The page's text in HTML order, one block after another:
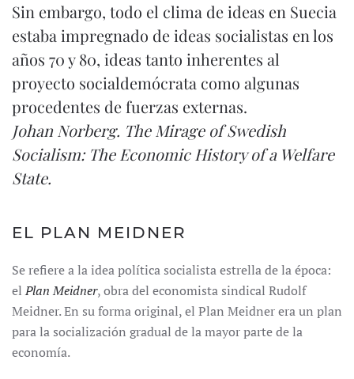
Sin embargo, todo el clima de ideas en Suecia
estaba impregnado de ideas socialistas en los
años 70 y 80, ideas tanto inherentes al
proyecto socialdemócrata como algunas
procedentes de fuerzas externas.
Johan Norberg. The Mirage of Swedish
Socialism: The Economic History of a Welfare
State.
EL PLAN MEIDNER
Se refiere a la idea política socialista estrella de la época:
elPlan Meidner, obra del economista sindical Rudolf
Meidner. En su forma original, el Plan Meidner era un plan
para la socialización gradual de la mayor parte de la
economía.